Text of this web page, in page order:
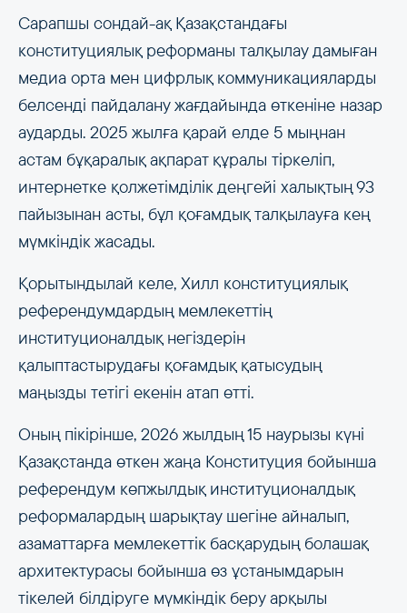
Сарапшы сондай-ақ Қазақстандағы
конституциялық реформаны талқылау дамыған
медиа орта мен цифрлық коммуникацияларды
белсенді пайдалану жағдайында өткеніне назар
аударды. 2025 жылға қарай елде 5 мыңнан
астам бұқаралық ақпарат құралы тіркеліп,
интернетке қолжетімділік деңгейі халықтың 93
пайызынан асты, бұл қоғамдық талқылауға кең
мүмкіндік жасады.
Қорытындылай келе, Хилл конституциялық
референдумдардың мемлекеттің
институционалдық негіздерін
қалыптастырудағы қоғамдық қатысудың
маңызды тетігі екенін атап өтті.
Оның пікірінше, 2026 жылдың 15 наурызы күні
Қазақстанда өткен жаңа Конституция бойынша
референдум көпжылдық институционалдық
реформалардың шарықтау шегіне айналып,
азаматтарға мемлекеттік басқарудың болашақ
архитектурасы бойынша өз ұстанымдарын
тікелей білдіруге мүмкіндік беру арқылы